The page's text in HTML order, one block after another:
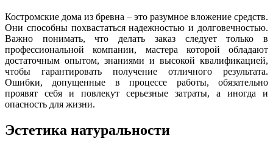
Костромские дома из бревна – это разумное вложение средств.
Они способны похвастаться надежностью и долговечностью.
Важно понимать, что делать заказ следует только в
профессиональной компании, мастера которой обладают
достаточным опытом, знаниями и высокой квалификацией,
чтобы гарантировать получение отличного результата.
Ошибки, допущенные в процессе работы, обязательно
проявят себя и повлекут серьезные затраты, а иногда и
опасность для жизни.
Эстетика натуральности